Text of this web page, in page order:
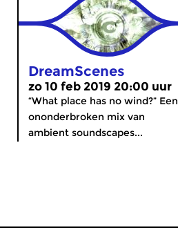
DreamScenes
zo 10 feb 2019 20:00 uur
“What place has no wind?” Een
ononderbroken mix van
ambient soundscapes...